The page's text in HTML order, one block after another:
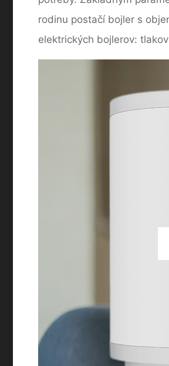
rodinu postačí bojler s
elektrických bojlerov: